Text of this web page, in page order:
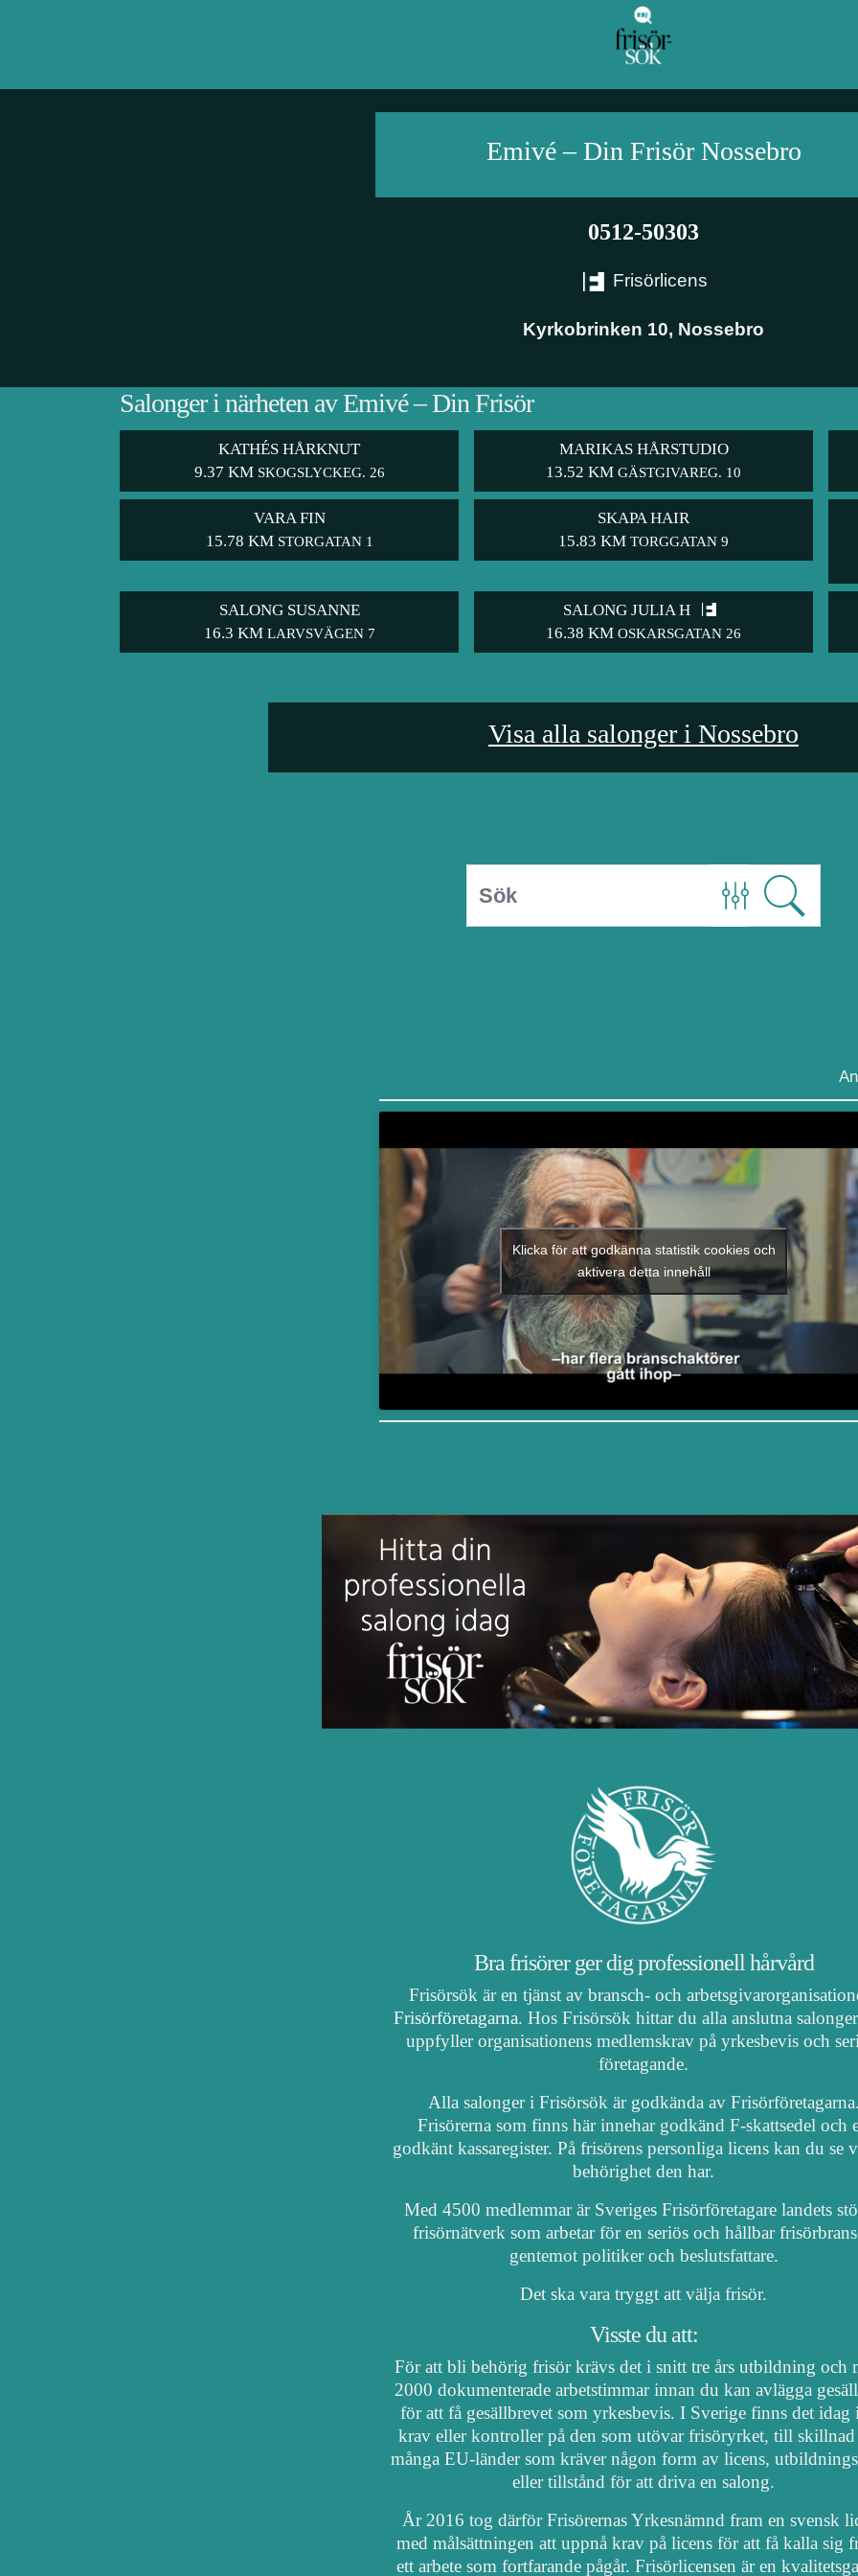
Emivé – Din FrisörNossebro
0512-50303
Frisörlicens
Kyrkobrinken 10, Nossebro
Salonger i närheten av Emivé – Din Frisör
KATHÉS HÅRKNUT
9.37 KM SKOGSLYCKEG. 26
MARIKAS HÅRSTUDIO
13.52 KM GÄSTGIVAREG. 10
VARA FIN
15.78 KM STORGATAN 1
SKAPA HAIR
15.83 KM TORGGATAN 9
SALONG SUSANNE
16.3 KM LARVSVÄGEN 7
SALONG JULIA H
16.38 KM OSKARSGATAN 26
Visa alla salonger i Nossebro
Klicka för att godkänna statistik cookies och
aktivera detta innehåll
Bra frisörer ger dig professionell hårvård
Frisörsök är en tjänst av bransch- och
Frisörföretagarna. Hos Frisörsök hittar du alla anslutna
uppfyller organisationens medlemskrav på yrkesbevis och
företagande.
Alla salonger i Frisörsök är godkända av
Frisörerna som finns här innehar godkänd F-skattsedel och
godkänt kassaregister. På frisörens personliga licens kan du se
behörighet den har.
Med 4500 medlemmar är Sveriges Frisörföretagare landets
frisörnätverk som arbetar för en seriös och hållbar
gentemot politiker och beslutsfattare.
Det ska vara tryggt att välja frisör.
Visste du att:
För att bli behörig frisör krävs det i snitt tre års utbildning och
2000 dokumenterade arbetstimmar innan du kan avlägga
för att få gesällbrevet som yrkesbevis. I Sverige finns det idag
krav eller kontroller på den som utövar frisöryrket, till
många EU-länder som kräver någon form av licens,
eller tillstånd för att driva en salong.
År 2016 tog därför Frisörernas Yrkesnämnd fram en svensk
med målsättningen att uppnå krav på licens för att få kalla sig
ett arbete som fortfarande pågår. Frisörlicensen är en